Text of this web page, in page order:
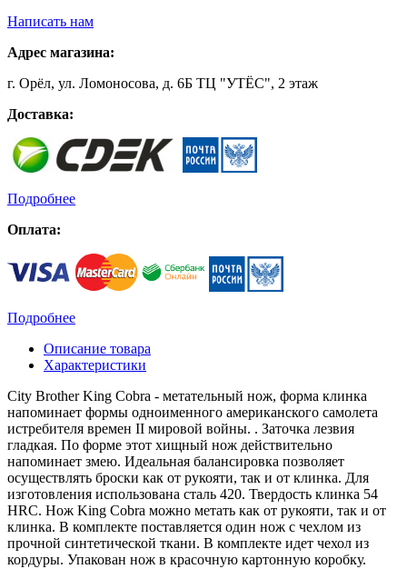
Написать нам
Адрес магазина:
г. Орёл, ул. Ломоносова, д. 6Б ТЦ "УТЁС", 2 этаж
Доставка:
Подробнее
Оплата:
Подробнее
Описание товара
Характеристики
City Brother King Cobra - метательный нож, форма клинка
напоминает формы одноименного американского самолета
истребителя времен II мировой войны. . Заточка лезвия
гладкая. По форме этот хищный нож действительно
напоминает змею. Идеальная балансировка позволяет
осуществлять броски как от рукояти, так и от клинка. Для
изготовления использована сталь 420. Твердость клинка 54
HRC. Нож King Cobra можно метать как от рукояти, так и от
клинка. В комплекте поставляется один нож с чехлом из
прочной синтетической ткани. В комплекте идет чехол из
кордуры. Упакован нож в красочную картонную коробку.